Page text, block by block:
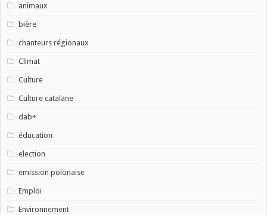
animaux
bière
chanteurs régionaux
Climat
Culture
Culture catalane
dab+
éducation
election
emission polonaise
Emploi
Environnement